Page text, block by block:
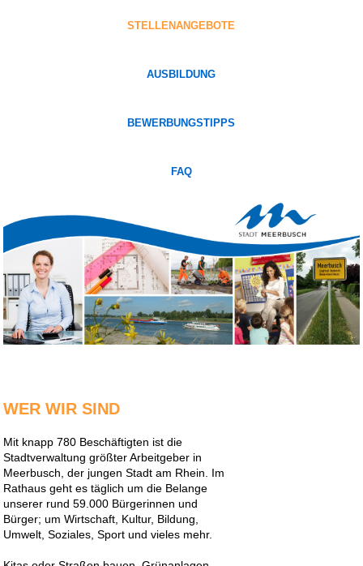
STELLENANGEBOTE
AUSBILDUNG
BEWERBUNGSTIPPS
FAQ
WER WIR SIND
Mit knapp 780 Beschäftigten ist die
Stadtverwaltung größter Arbeitgeber in
Meerbusch, der jungen Stadt am Rhein. Im
Rathaus geht es täglich um die Belange
unserer rund 59.000 Bürgerinnen und
Bürger; um Wirtschaft, Kultur, Bildung,
Umwelt, Soziales, Sport und vieles mehr.